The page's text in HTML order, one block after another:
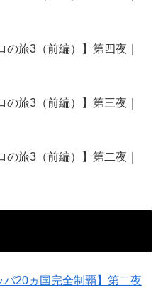
旅3（前編）】第四夜｜
旅3（前編）】第三夜｜
旅3（前編）】第二夜｜
20ヵ国完全制覇】第二夜